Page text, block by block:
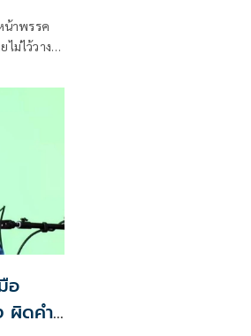
น้าพรรค
ม่ไว้วางใจ
จ พรรคร่วม
นว่ามี
ะชาชน
อ
ผิดคำ